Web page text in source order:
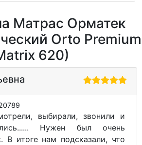
Матрас Орматек
Orto Premium
620)
выбирали, звонили и
Нужен был очень
В итоге нам подсказали, что